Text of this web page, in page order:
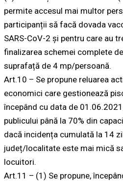
permite accesul mai multor
participanții să facă dovada
SARS-CoV-2 și pentru care au
finalizarea schemei complete
suprafață de 4 mp/persoană.
Art.10 – Se propune reluarea
economici care gestionează
începând cu data de
publicului până la 70% din
dacă incidența cumulată la 14
județ/localitate este mai mică
locuitori.
Art.11 – (1) Se propune,